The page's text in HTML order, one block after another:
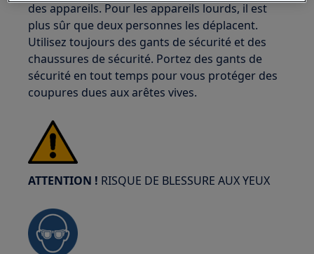
des appareils. Pour les appareils lourds, il est
plus sûr que deux personnes les déplacent.
Utilisez toujours des gants de sécurité et des
chaussures de sécurité. Portez des gants de
sécurité en tout temps pour vous protéger des
coupures dues aux arêtes vives.
ATTENTION ! RISQUE DE BLESSURE AUX YEUX